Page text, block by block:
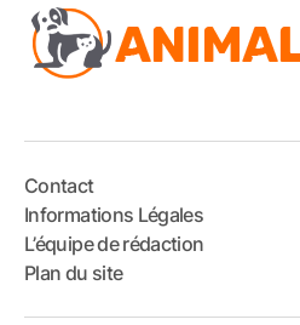
Contact
Informations Légales
L’équipe de rédaction
Plan du site